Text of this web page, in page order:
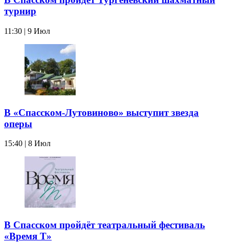
турнир
11:30 | 9 Июл
В «Спасском-Лутовиново» выступит звезда
оперы
15:40 | 8 Июл
В Спасском пройдёт театральный фестиваль
«Время Т»